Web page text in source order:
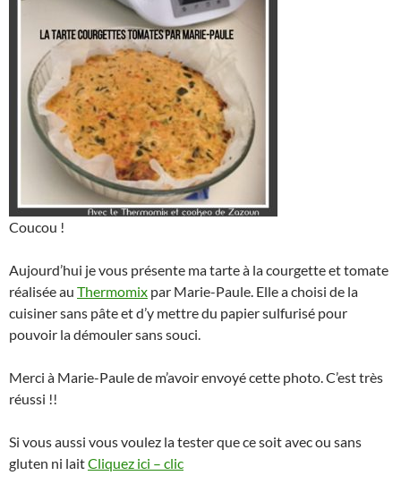
Coucou !
Aujourd’hui je vous présente ma tarte à la courgette et tomate
réalisée au Thermomix par Marie-Paule. Elle a choisi de la
cuisiner sans pâte et d’y mettre du papier sulfurisé pour
pouvoir la démouler sans souci.
Merci à Marie-Paule de m’avoir envoyé cette photo. C’est très
réussi !!
Si vous aussi vous voulez la tester que ce soit avec ou sans
gluten ni laitCliquez ici – clic